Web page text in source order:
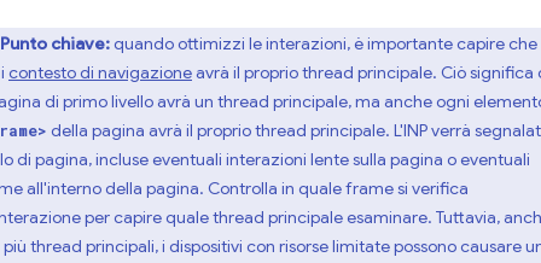
Punto chiave:quando ottimizzi le interazioni, è importante capire che
contesto di navigazioneavrà il proprio thread principale. Ciò significa
di primo livello avrà un thread principale, ma anche ogni
della pagina avrà il proprio thread principale. L'INP verrà
di pagina, incluse eventuali interazioni lente sulla pagina o eventuali
all'interno della pagina. Controlla in quale frame si verifica
per capire quale thread principale esaminare. Tuttavia,
thread principali, i dispositivi con risorse limitate possono causare